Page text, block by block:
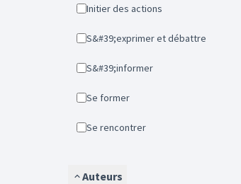
Initier des actions
S&#39;exprimer et débattre
S&#39;informer
Se former
Se rencontrer
Auteurs